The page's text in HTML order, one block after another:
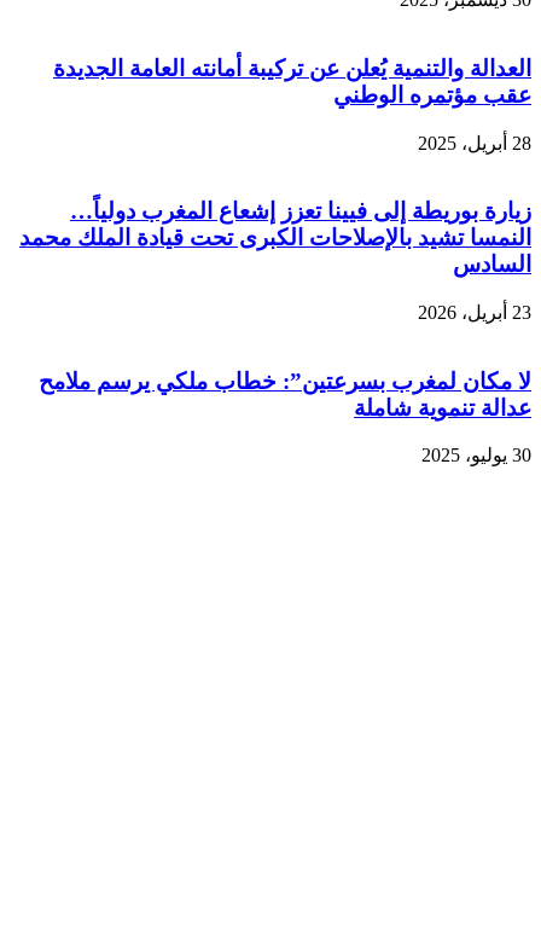
العدالة والتنمية يُعلن عن تركيبة أمانته العامة الجديدة
عقب مؤتمره الوطني
28 أبريل، 2025
زيارة بوريطة إلى فيينا تعزز إشعاع المغرب دولياً…
النمسا تشيد بالإصلاحات الكبرى تحت قيادة الملك محمد
السادس
23 أبريل، 2026
لا مكان لمغرب بسرعتين”: خطاب ملكي يرسم ملامح
عدالة تنموية شاملة
30 يوليو، 2025